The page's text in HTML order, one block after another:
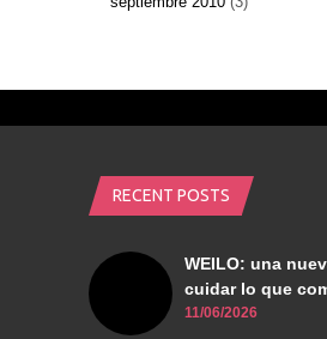
RECENT POSTS
WEILO: una
cuidar lo que
11/06/2026